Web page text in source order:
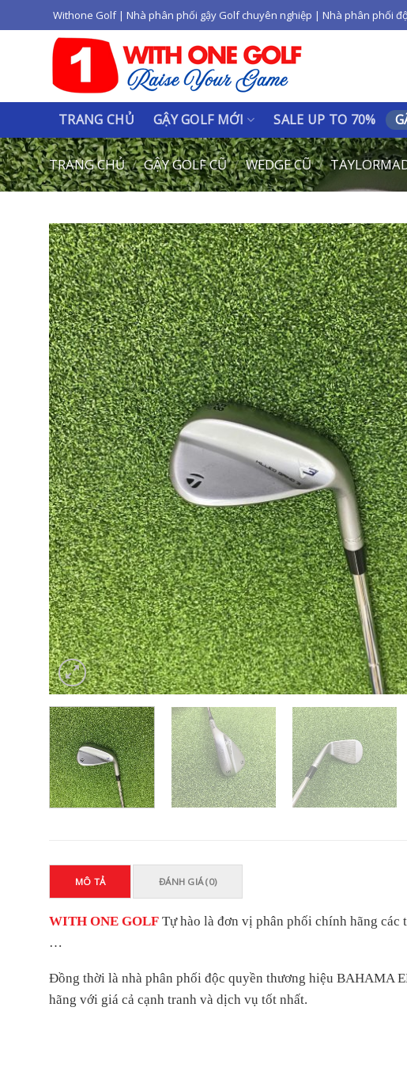
to
Withone Golf | Nhà phân phối gậy Golf chuyên nghiệp | Nhà phân phối
TRANG CHỦ GẬY GOLF MỚI SALE UP TO 70%
TRANG CHỦ / GẬY GOLF CŨ / WEDGE CŨ /
MÔ TẢ ĐÁNH GIÁ (0)
WITH ONE GOLF Tự hào là đơn vị phân phối chính hãng
…
Đồng thời là nhà phân phối độc quyền thương hiệu BAHAMA
hãng với giá cả cạnh tranh và dịch vụ tốt nhất.